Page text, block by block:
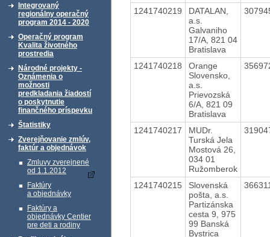
Integrovaný
regionálny operačný
program 2014 - 2020
Operačný program
Kvalita životného
prostredia
Národné projekty -
Oznámenia o
možnosti
predkladania žiadostí
o poskytnutie
finančného príspevku
Štatistiky
Zverejňovanie zmlúv,
faktúr a objednávok
Zmluvy zverejnené
od 1.1.2012
Faktúry
a objednávky
Faktúry a
objednávky Centier
pre deti a rodiny
1241740219
DATALAN,
a.s.
Galvaniho
17/A, 821 04
Bratislava
1241740218
Orange
Slovensko,
a.s.
Prievozská
6/A, 821 09
Bratislava
1241740217
MUDr.
Turská Jela
Mostová 26,
034 01
Ružomberok
1241740215
Slovenská
pošta, a.s.
Partizánska
cesta 9, 975
99 Banská
Bystrica